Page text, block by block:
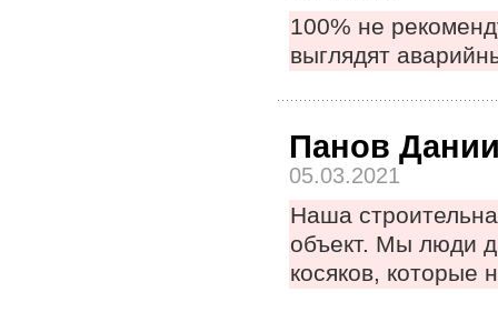
100% не
выглядят
Панов
05.03.2021
Наша
объект. Мы люди
косяков, которые